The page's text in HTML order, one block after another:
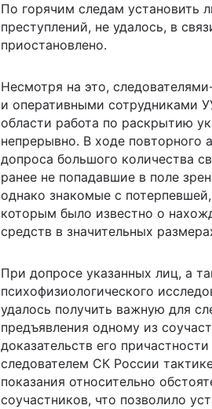
По горячим следам установить
преступлений, не удалось, в
приостановлено.
Несмотря на это,
и оперативными сотрудниками
области работа по раскрытию
непрерывно. В ходе повторного
допроса большого количества
ранее не попадавшие в поле
однако знакомые с
которым было известно о
средств в значительных
При допросе указанных лиц, а
психофизиологического
удалось получить важную для
предъявления одному из
доказательств его
следователем СК России
показания относительно
соучастников, что позволило